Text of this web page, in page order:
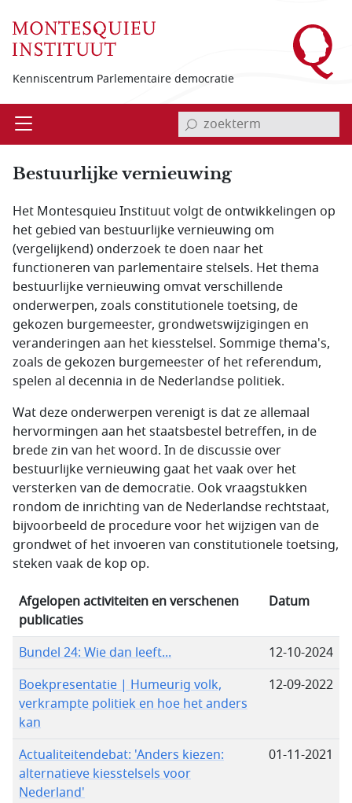
Kenniscentrum Parlementaire democratie
Open invoerveld zoekterm
Bestuurlijke vernieuwing
Het Montesquieu Instituut volgt de ontwikkelingen op
het gebied van bestuurlijke vernieuwing om
(vergelijkend) onderzoek te doen naar het
functioneren van parlementaire stelsels. Het thema
bestuurlijke vernieuwing omvat verschillende
onderwerpen, zoals constitutionele toetsing, de
gekozen burgemeester, grondwetswijzigingen en
veranderingen aan het kiesstelsel. Sommige thema's,
zoals de gekozen burgemeester of het referendum,
spelen al decennia in de Nederlandse politiek.
Wat deze onderwerpen verenigt is dat ze allemaal
hervormingen aan het staatsbestel betreffen, in de
brede zin van het woord. In de discussie over
bestuurlijke vernieuwing gaat het vaak over het
versterken van de democratie. Ook vraagstukken
rondom de inrichting van de Nederlandse rechtstaat,
bijvoorbeeld de procedure voor het wijzigen van de
grondwet of het invoeren van constitutionele toetsing,
steken vaak de kop op.
Afgelopen activiteiten en verschenen
publicaties
Datum
Bundel 24: Wie dan leeft...
12-10-2024
Boekpresentatie | Humeurig volk,
verkrampte politiek en hoe het anders
kan
12-09-2022
Actualiteitendebat: 'Anders kiezen:
alternatieve kiesstelsels voor
Nederland'
01-11-2021